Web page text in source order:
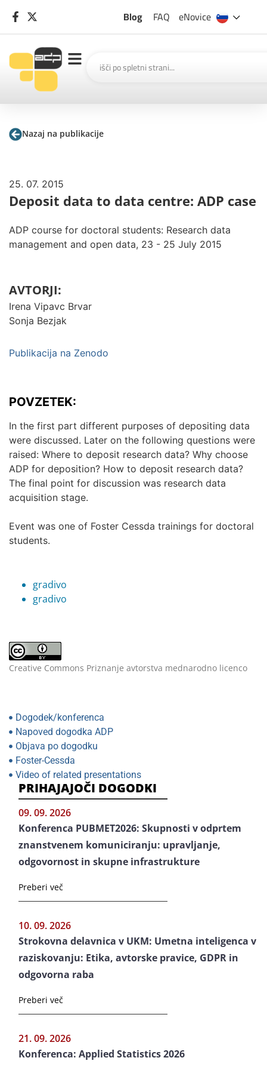
Blog FAQ eNovice
Nazaj na publikacije
25. 07. 2015
Deposit data to data centre: ADP case
ADP course for doctoral students: Research data
management and open data, 23 - 25 July 2015
AVTORJI:
Irena Vipavc Brvar
Sonja Bezjak
Publikacija na Zenodo
POVZETEK:
In the first part different purposes of depositing data
were discussed. Later on the following questions were
raised: Where to deposit research data? Why choose
ADP for deposition? How to deposit research data?
The final point for discussion was research data
acquisition stage.
Event was one of Foster Cessda trainings for doctoral
students.
gradivo
gradivo
Creative Commons Priznanje avtorstva mednarodno licenco
Dogodek/konferenca
Napoved dogodka ADP
Objava po dogodku
Foster-Cessda
Video of related presentations
PRIHAJAJOČI DOGODKI
09. 09. 2026
Konferenca PUBMET2026: Skupnosti v odprtem
znanstvenem komuniciranju: upravljanje,
odgovornost in skupne infrastrukture
Preberi več
10. 09. 2026
Strokovna delavnica v UKM: Umetna inteligenca v
raziskovanju: Etika, avtorske pravice, GDPR in
odgovorna raba
Preberi več
21. 09. 2026
Konferenca: Applied Statistics 2026